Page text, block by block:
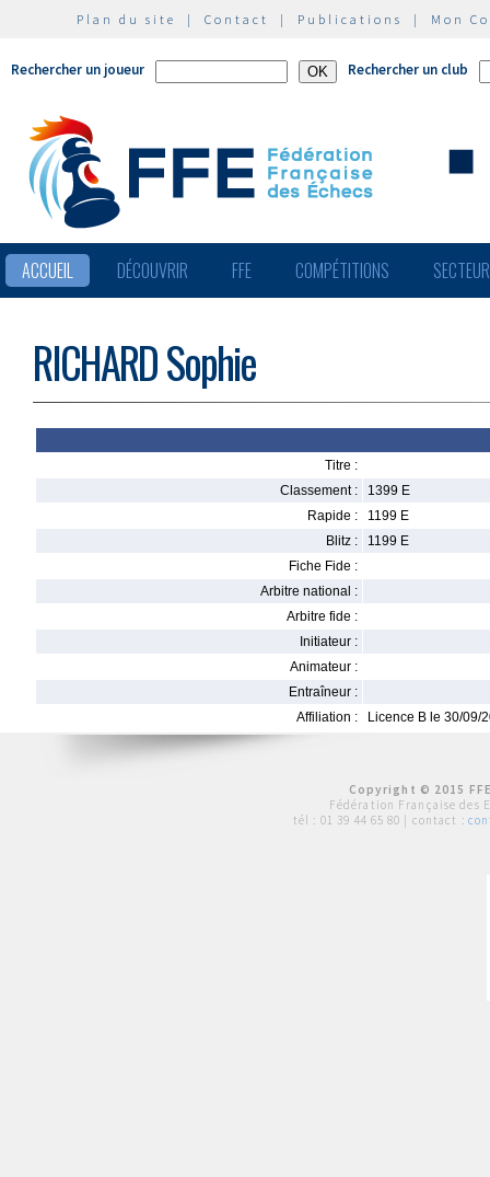
Plan du site | Contact | Publications | Mon
Rechercher un joueur Rechercher un club
ACCUEIL DÉCOUVRIR FFE COMPÉTITIONS
RICHARD Sophie
Titre :
Classement :
1399 E
Rapide :
1199 E
Blitz :
1199 E
Fiche Fide :
Arbitre national :
Arbitre fide :
Initiateur :
Animateur :
Entraîneur :
Affiliation :
Licence B le 30/09/
Copyright © 2015
Fédération Française des
tél : 01 39 44 65 80 | contact :